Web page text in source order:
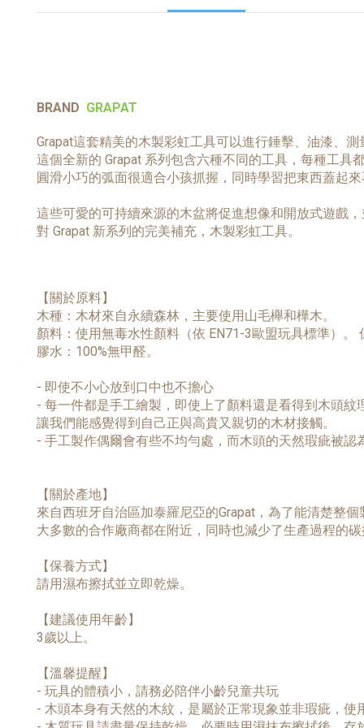
BRAND GRAPAT
Grapat這套精美的木製彩虹工具可以進行錘擊、油漆、測
這個全新的 Grapat 系列包含六種不同的工具，每種工具
圓滑小巧的弧面很適合小孩抓握，同時學習把東西蓋起
這些可愛的可持續來源的木盆將促進想像和開放式遊戲
對 Grapat 新系列的完美補充，木製彩虹工具。
【關於原料】
木種：木材來自永續森林，主要使用山毛櫸和樺木。
顏料：使用無毒水性顏料（依 EN71-3歐盟玩具標準）
膠水：100%無甲醛。
- 即使不小心放到口中也不擔心
- 每一件都是手工繪製，即使上了顏料還是看得到木頭紋
讓我們能感覺得到自己正與高貴又親切的木材接觸。
- 手工製作偶爾會有些不均勻處，而木頭的天然瑕疵被
【關於產地】
來自西班牙自治區加泰羅尼亞的Grapat，為了能清楚整
大多數的合作廠商都在附近，同時也減少了生產過程的
【保養方式】
請用濕布擦拭並立即乾燥。
【建議使用年齡】
3歲以上。
【溫馨提醒】
- 玩具的體積小，請務必陪伴小齡兒童共玩
- 木頭本身有天然的木紋，是屬於正常現象並非瑕疵，